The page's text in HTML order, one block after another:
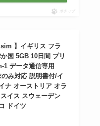
ポチップ
sim 】イギリス フラ
国 5GB 10日間 プリ
1 データ通信専用
み対応 説明書付/イ
ナ オーストリア オラ
イス スウェーデン
ドイツ